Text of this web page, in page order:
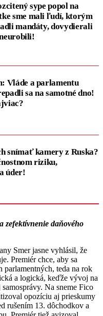
sype popol na
sme mali ľudí, ktorým
mandáty, dovydierali
Vláde a parlamentu
sa na samotné dno!
snímať kamery z Ruska?
riziku,
úder!
zefektívnenie daňového
Smer jasne vyhlásil, že
Premiér chce, aby sa
teda na rok
a logická, keďže vývoj na
Na sneme Fico
opozíciu aj prieskumy
rušením 13. dôchodkov a